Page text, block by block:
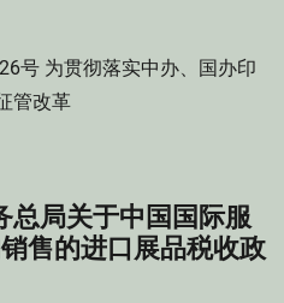
号 为贯彻落实中办、国办印
管改革
总局关于中国国际服
售的进口展品税收政